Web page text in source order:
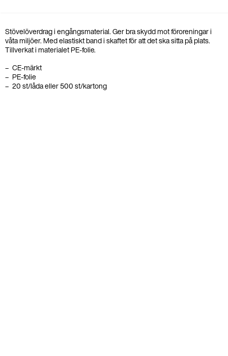
Stövelöverdrag i engångsmaterial. Ger bra skydd mot föroreningar i
våta miljöer. Med elastiskt band i skaftet för att det ska sitta på plats.
Tillverkat i materialet PE-folie.
CE-märkt
PE-folie
20 st/låda eller 500 st/kartong